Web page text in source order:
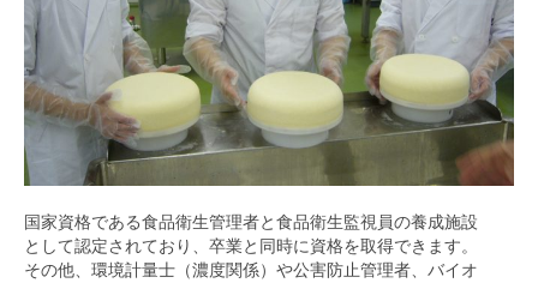
国家資格である食品衛生管理者と食品衛生監視員の養成施設
として認定されており、卒業と同時に資格を取得できます。
その他、環境計量士（濃度関係）や公害防止管理者、バイオ